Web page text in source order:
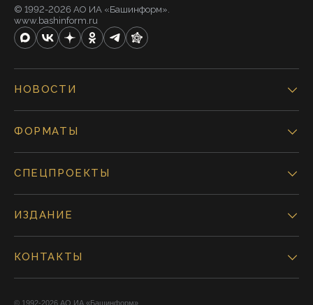
© 1992-2026 АО ИА «Башинформ».
www.bashinform.ru
НОВОСТИ
ФОРМАТЫ
СПЕЦПРОЕКТЫ
ИЗДАНИЕ
КОНТАКТЫ
© 1992-2026 АО ИА «Башинформ».